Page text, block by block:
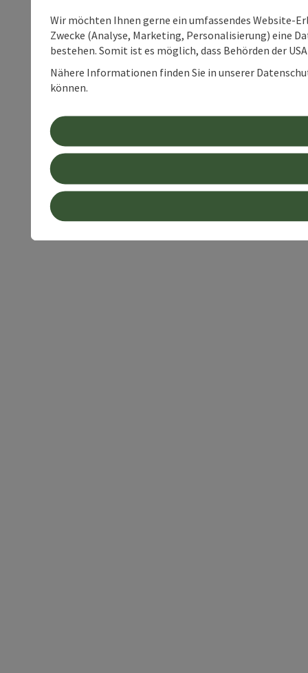
Wir möchten Ihnen gerne ein umfassendes Website-
Zwecke (Analyse, Marketing, Personalisierung) eine
bestehen. Somit ist es möglich, dass Behörden der
Nähere Informationen finden Sie in unserer
können.